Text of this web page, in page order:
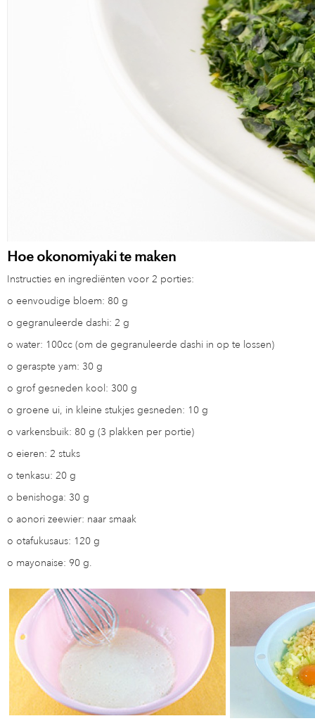
Hoe okonomiyaki te maken
Instructies en ingrediënten voor 2 porties:
o eenvoudige bloem: 80 g
o gegranuleerde dashi: 2 g
o water: 100cc (om de gegranuleerde dashi in op te lossen)
o geraspte yam: 30 g
o grof gesneden kool: 300 g
o groene ui, in kleine stukjes gesneden: 10 g
o varkensbuik: 80 g (3 plakken per portie)
o eieren: 2 stuks
o tenkasu: 20 g
o benishoga: 30 g
o aonori zeewier: naar smaak
o otafukusaus: 120 g
o mayonaise: 90 g.